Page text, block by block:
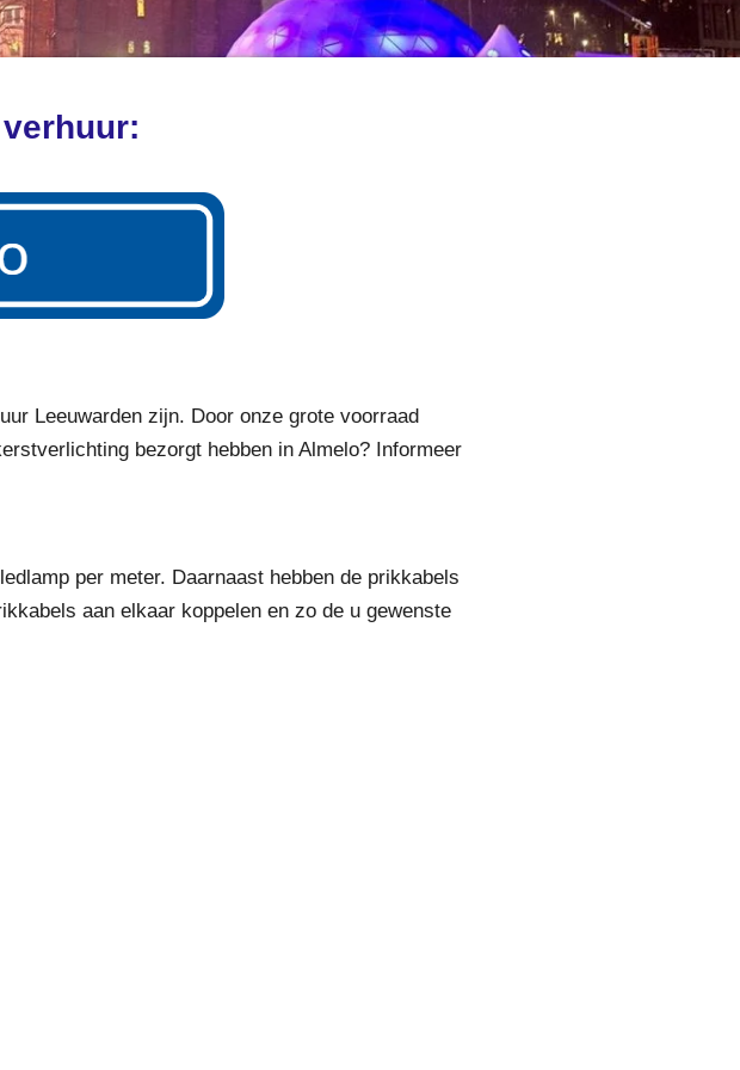
Leeuwarden zijn. Door onze grote voorraad
bezorgt hebben in Almelo? Informeer
per meter. Daarnaast hebben de prikkabels
aan elkaar koppelen en zo de u gewenste